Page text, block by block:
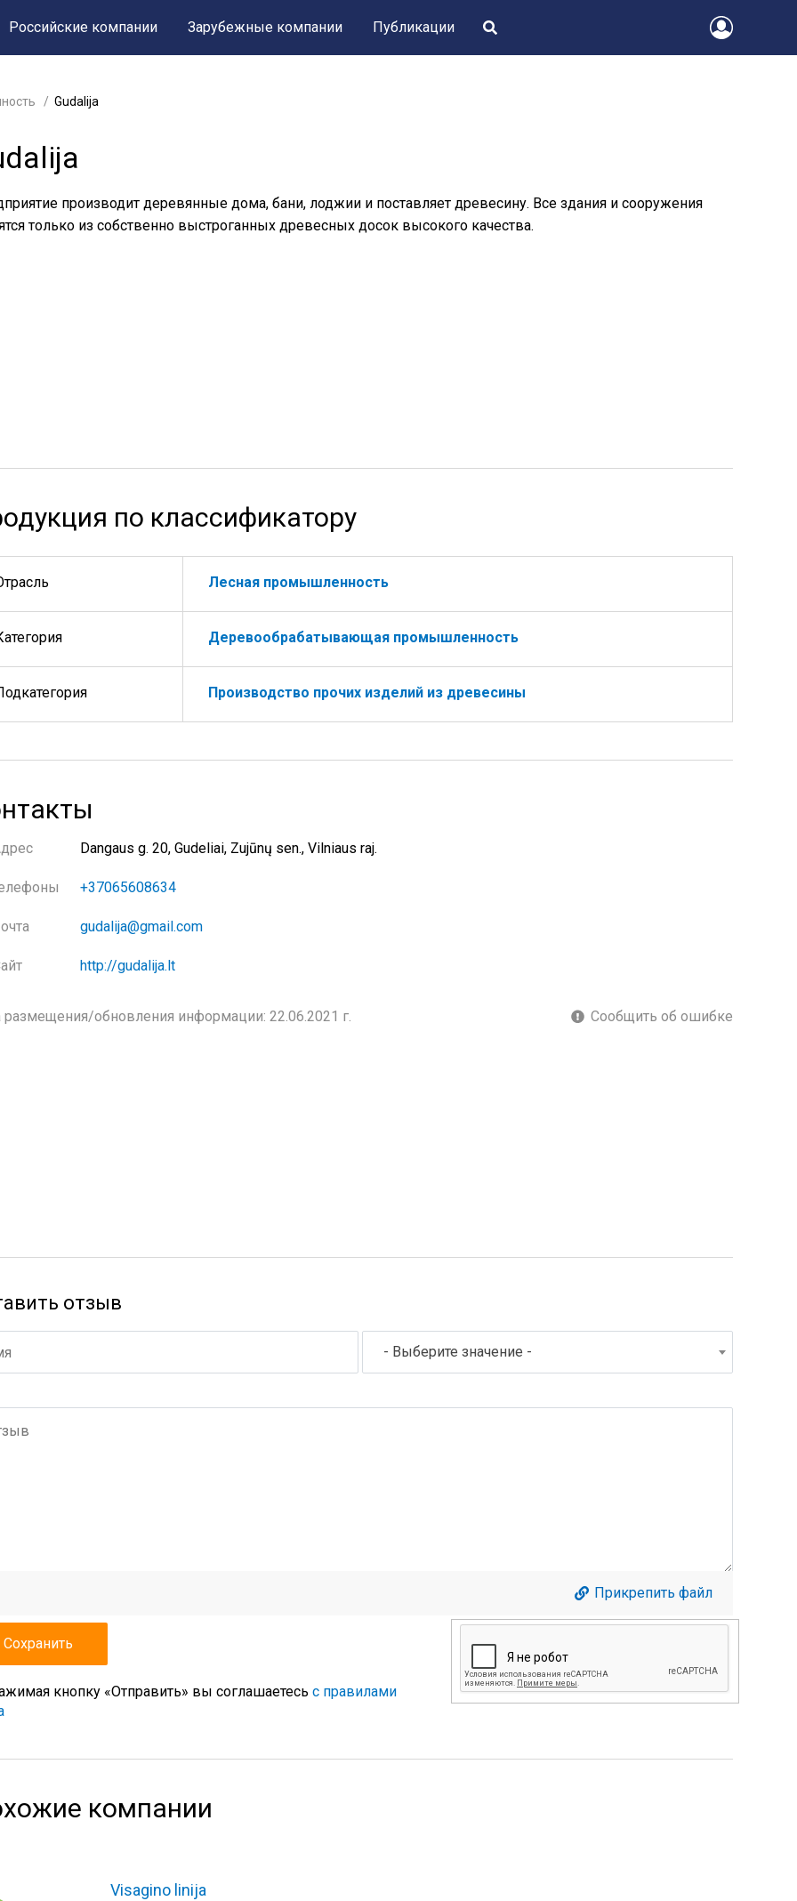
Российские компании Зарубежные компании Публикации
Gudalija
производит деревянные дома, бани, лоджии и поставляет древесину. Все здания и сооружения
только из собственно выстроганных древесных досок высокого качества.
по классификатору
Лесная промышленность
Деревообрабатывающая промышленность
Производство прочих изделий из древесины
Dangaus g. 20, Gudeliai, Zujūnų sen., Vilniaus raj.
+37065608634
gudalija@gmail.com
http://gudalija.lt
размещения/обновления информации: 22.06.2021 г. Сообщить об ошибке
отзыв
- Выберите значение -
Прикрепить файл
кнопку «Отправить» вы соглашаетесь с правилами
компании
Visagino linija